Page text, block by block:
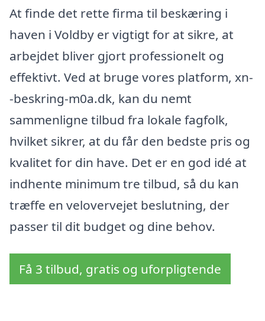
At finde det rette firma til beskæring i
haven i Voldby er vigtigt for at sikre, at
arbejdet bliver gjort professionelt og
effektivt. Ved at bruge vores platform, xn-
-beskring-m0a.dk, kan du nemt
sammenligne tilbud fra lokale fagfolk,
hvilket sikrer, at du får den bedste pris og
kvalitet for din have. Det er en god idé at
indhente minimum tre tilbud, så du kan
træffe en velovervejet beslutning, der
passer til dit budget og dine behov.
Få 3 tilbud, gratis og uforpligtende